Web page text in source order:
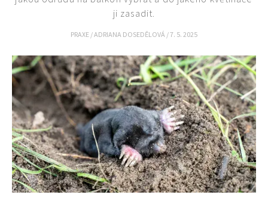
Naše krásná zahrada
ji zasadit.
PRAXE /ADRIANA DOSEDĚLOVÁ /7. 5. 2025